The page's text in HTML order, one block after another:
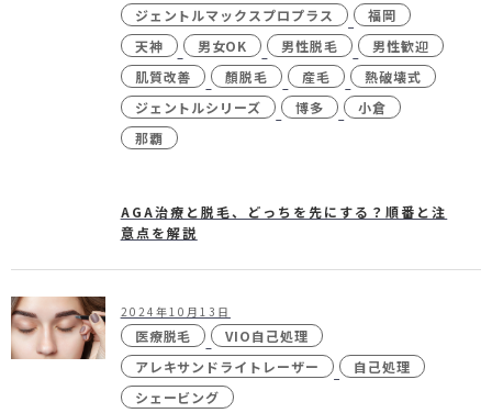
ジェントルマックスプロプラス
福岡
天神
男女OK 男性脱毛
男性歓迎
肌質改善
顏脱毛 産毛
熱破壊式
ジェントルシリーズ
博多
小倉
那覇
AGA治療と脱毛、どっちを先にする？順番と注
意点を解説
2024年10月13日
医療脱毛
VIO自己処理
アレキサンドライトレーザー
自己処理
シェービング